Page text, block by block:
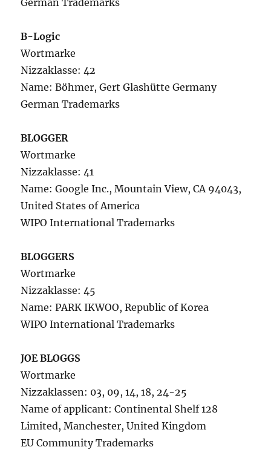
German Trademarks
B-Logic
Wortmarke
Nizzaklasse: 42
Name: Böhmer, Gert Glashütte Germany
German Trademarks
BLOGGER
Wortmarke
Nizzaklasse: 41
Name: Google Inc., Mountain View, CA 94043,
United States of America
WIPO International Trademarks
BLOGGERS
Wortmarke
Nizzaklasse: 45
Name: PARK IKWOO, Republic of Korea
WIPO International Trademarks
JOE BLOGGS
Wortmarke
Nizzaklassen: 03, 09, 14, 18, 24-25
Name of applicant: Continental Shelf 128
Limited, Manchester, United Kingdom
EU Community Trademarks